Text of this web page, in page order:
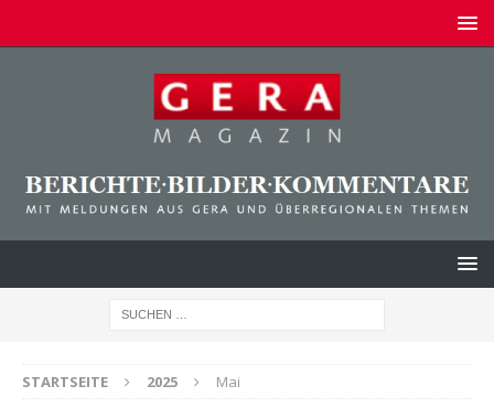
STARTSEITE 2025 Mai